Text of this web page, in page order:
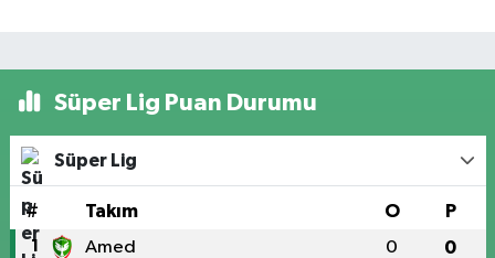
Süper Lig Puan Durumu
Süper Lig
# Takım O P
1 Amed 0 0